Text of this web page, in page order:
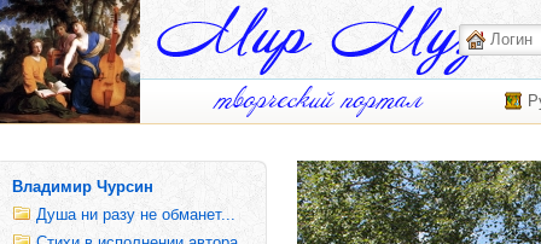
Владимир Чурсин
Душа ни разу не обманет...